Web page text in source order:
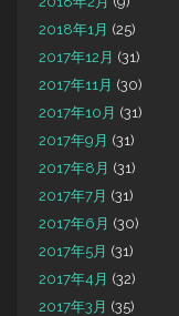
2018年1月 (25)
2017年12月 (31)
2017年11月 (30)
2017年10月 (31)
2017年9月 (31)
2017年8月 (31)
2017年7月 (31)
2017年6月 (30)
2017年5月 (31)
2017年4月 (32)
2017年3月 (35)